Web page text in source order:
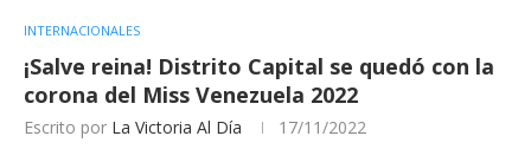
INTERNACIONALES
¡Salve reina! Distrito Capital se quedó con la
corona del Miss Venezuela 2022
Escrito por La Victoria Al Día 17/11/2022